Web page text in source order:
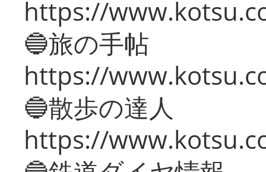
https://
🔵旅の手帖
https://
🔵散歩の達人
https://